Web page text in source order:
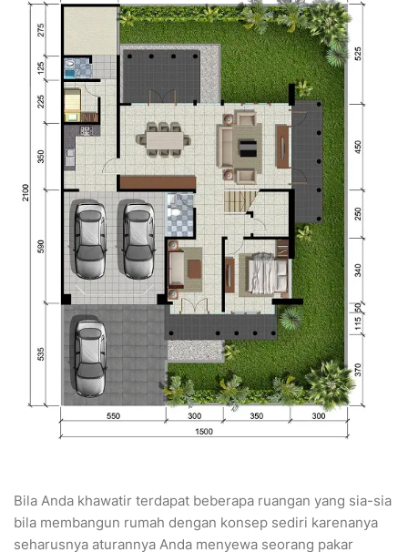
Bila Anda khawatir terdapat beberapa ruangan yang sia-sia
bila membangun rumah dengan konsep sediri karenanya
seharusnya aturannya Anda menyewa seorang pakar